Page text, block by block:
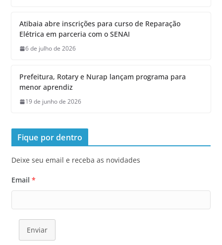
Atibaia abre inscrições para curso de Reparação
Elétrica em parceria com o SENAI
6 de julho de 2026
Prefeitura, Rotary e Nurap lançam programa para
menor aprendiz
19 de junho de 2026
Fique por dentro
Deixe seu email e receba as novidades
Email *
Enviar